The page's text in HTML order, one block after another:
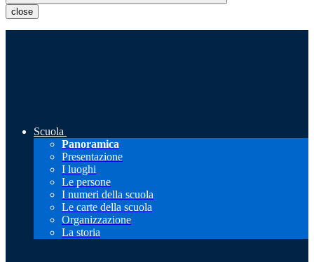
close
Scuola
Panoramica
Presentazione
I luoghi
Le persone
I numeri della scuola
Le carte della scuola
Organizzazione
La storia